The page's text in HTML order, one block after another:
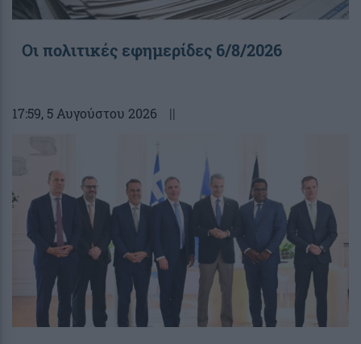
Οι πολιτικές εφημερίδες 6/8/2026
17:59, 5 Αυγούστου 2026 ||